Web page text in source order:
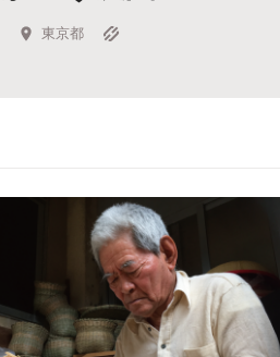
キュレーターから探す
東京都